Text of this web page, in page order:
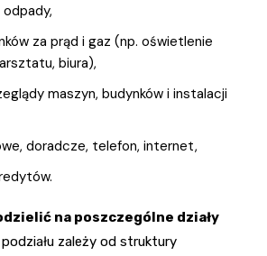
za prąd i gaz (np. oświetlenie
biura),
maszyn, budynków i instalacji
doradcze, telefon, internet,
na poszczególne działy
zależy od struktury